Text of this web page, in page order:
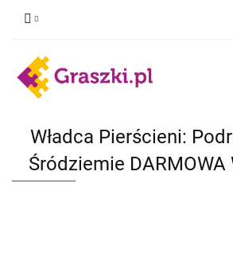
Władca Pierścieni:
Śródziemie DARMOWA